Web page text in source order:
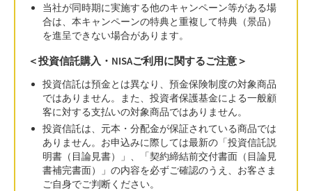
当社が同時期に実施する他のキャンペーン等がある場
合は、本キャンペーンの特典と重複して特典（景品）
を進呈できない場合があります。
＜投資信託購入・NISAご利用に関するご注意＞
投資信託は預金とは異なり、預金保険制度の対象商品
ではありません。また、投資者保護基金による一般顧
客に対する支払いの対象商品ではありません。
投資信託は、元本・分配金が保証されている商品では
ありません。お申込みに際しては最新の「投資信託説
明書（目論見書）」、「契約締結前交付書面（目論見
書補完書面）」の内容を必ずご確認のうえ、お客さま
ご自身でご判断ください。